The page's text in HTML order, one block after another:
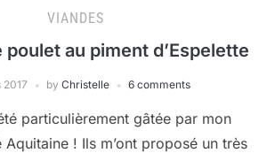
VIANDES
au piment d’Espelette
2017 by Christelle 6 comments
particulièrement gâtée par mon
Aquitaine ! Ils m’ont proposé un très